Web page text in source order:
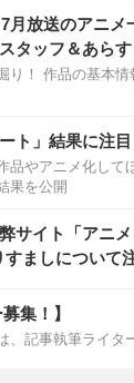
7月放送のアニ
タッフ＆あらす
り！ 作品の基本
ト」結果に注目
品やアニメ化して
果を公開
弊サイト「アニ
ましについて
集！】
、記事執筆ライタ